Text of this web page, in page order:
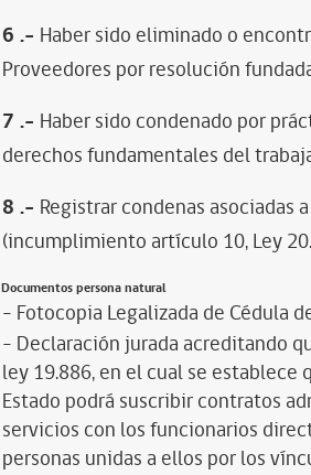
6 .- Haber sido eliminado o
Proveedores por resolución
7 .- Haber sido condenado por
derechos fundamentales del
8 .- Registrar condenas asociadas
(incumplimiento artículo 10, Ley
Documentos persona natural
- Fotocopia Legalizada de Cédula
- Declaración jurada acreditando
ley 19.886, en el cual se
Estado podrá suscribir contratos
servicios con los funcionarios
personas unidas a ellos por los